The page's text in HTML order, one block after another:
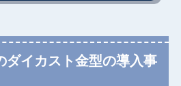
ダイカスト金型の導入事